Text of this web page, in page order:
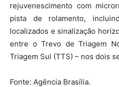
rejuvenescimento com
pista de rolamento,
localizados e sinalização
entre o Trevo de Triagem
Triagem Sul (TTS) – nos dois
Fonte: Agência Brasília.